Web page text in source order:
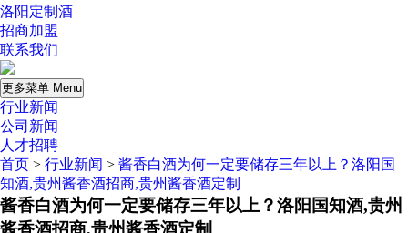
洛阳定制酒
招商加盟
联系我们
更多菜单 Menu
行业新闻
公司新闻
人才招聘
首页 > 行业新闻 > 酱香白酒为何一定要储存三年以上？洛阳国
知酒,贵州酱香酒招商,贵州酱香酒定制
酱香白酒为何一定要储存三年以上？洛阳国知酒,贵州
酱香酒招商,贵州酱香酒定制